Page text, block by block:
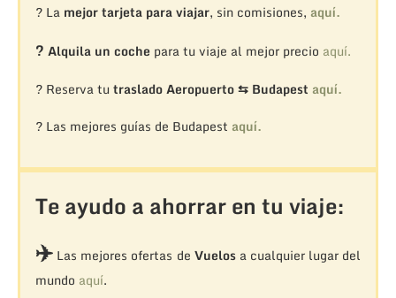
? La mejor tarjeta para viajar, sin comisiones, aquí.
? Alquila un coche para tu viaje al mejor precio aquí.
? Reserva tu traslado Aeropuerto ⇆ Budapest aquí.
? Las mejores guías de Budapest aquí.
Te ayudo a ahorrar en tu viaje:
✈️Las mejores ofertas de Vuelosa cualquier lugar del
mundo aquí.